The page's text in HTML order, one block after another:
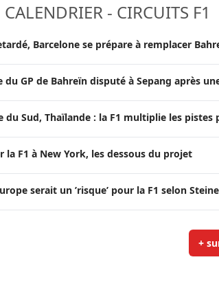
CALENDRIER - CIRCUITS F1
Barcelone se prépare à remplacer
du GP de Bahreïn disputé à Sepang après
du Sud, Thaïlande : la F1 multiplie les pistes
la F1 à New York, les dessous du projet
serait un ’risque’ pour la F1 selon
+